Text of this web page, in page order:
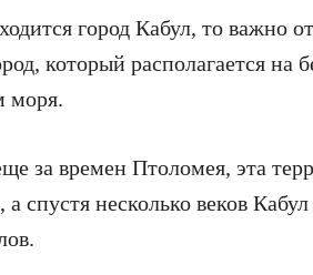
город Кабул, то важно
который располагается на
моря.
за времен Птоломея, эта
спустя несколько веков Кабул